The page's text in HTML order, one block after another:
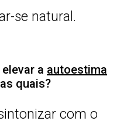
se natural.
a autoestima
quais?
com o